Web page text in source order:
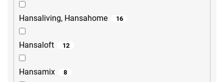
Hansaliving, Hansahome 16
Hansaloft 12
Hansamix 8